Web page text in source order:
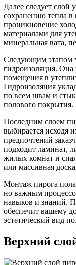
Далее следует слой
сохранению тепла
проникновение
материалами для
минеральная вата,
Следующим этапом
гидроизоляция. Она
помещения в
Гидроизоляция
по всем швам и
полового покрытия.
Последним слоем
выбирается исходя
предпочтений
подходит ламинат,
жилых комнат и
или массивная доска.
Монтаж пирога
но важным
навыков и знаний.
обеспечит вашему
эстетический вид
Верхний